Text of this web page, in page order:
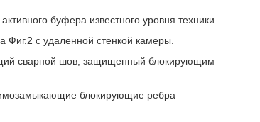
буфера известного уровня техники.
Фиг.2 с удаленной стенкой камеры.
сварной шов, защищенный блокирующим
блокирующие ребра